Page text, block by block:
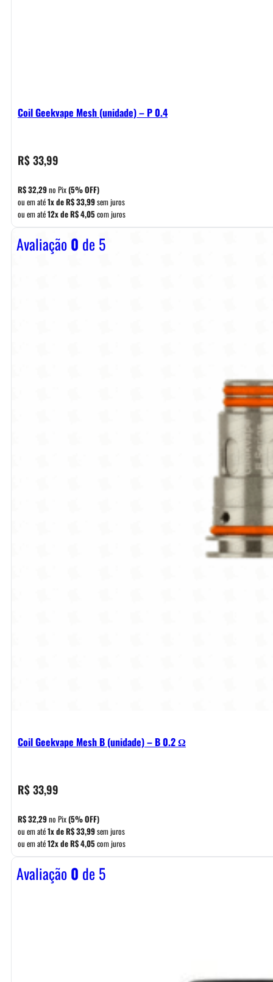
Coil Geekvape Mesh (unidade) – P 0.4
R$33,99
R$32,29no Pix(5% OFF)
ou em até1x deR$33,99sem juros
ou em até12x deR$4,05com juros
Avaliação0 de 5
Coil Geekvape Mesh B (unidade) – B 0.2 Ω
R$33,99
R$32,29no Pix(5% OFF)
ou em até1x deR$33,99sem juros
ou em até12x deR$4,05com juros
Avaliação0 de 5